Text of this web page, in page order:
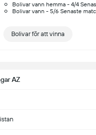
Bolivar vann hemma - 4/4
Bolivar vann - 5/6 Senaste
Bolivar för att vinna
AZ